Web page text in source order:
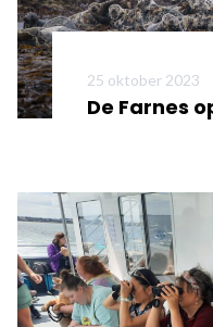
25 oktober 2023
De Farnes